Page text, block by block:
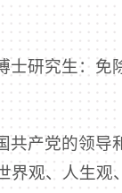
士研究生：免
共产党的领
界观、人生观